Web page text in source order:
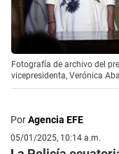
Fotografía de archivo del
vicepresidenta, Verónica
PorAgencia EFE
05/01/2025, 10:14 a.m.